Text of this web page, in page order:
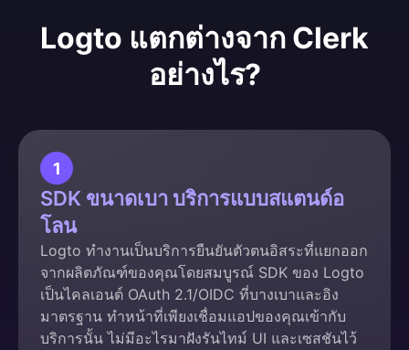
Logto แตกต่างจาก Clerk
อย่างไร?
1
SDK ขนาดเบา บริการแบบสแตนด์อ
โลน
Logto ทำงานเป็นบริการยืนยันตัวตนอิสระที่แยกออก
จากผลิตภัณฑ์ของคุณโดยสมบูรณ์ SDK ของ Logto
เป็นไคลเอนต์ OAuth 2.1/OIDC ที่บางเบาและอิง
มาตรฐาน ทำหน้าที่เพียงเชื่อมแอปของคุณเข้ากับ
บริการนั้น ไม่มีอะไรมาฝังรันไทม์ UI และเซสชันไว้